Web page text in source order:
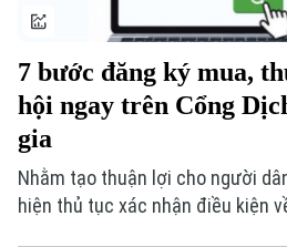
7 bước đăng ký mua,
hội ngay trên Cổng
gia
Nhằm tạo thuận lợi cho người
hiện thủ tục xác nhận điều kiện